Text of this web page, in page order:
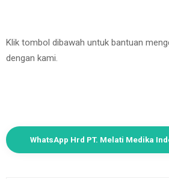
Klik tombol dibawah untuk bantuan
dengan kami.
WhatsApp Hrd PT. Melati Medika